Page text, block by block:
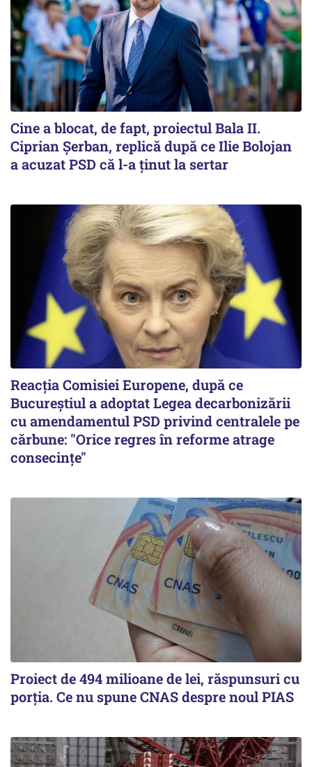
Cine a blocat, de fapt, proiectul Bala II.
Ciprian Șerban, replică după ce Ilie Bolojan
a acuzat PSD că l-a ținut la sertar
Reacția Comisiei Europene, după ce
Bucureștiul a adoptat Legea decarbonizării
cu amendamentul PSD privind centralele pe
cărbune: "Orice regres în reforme atrage
consecințe"
Proiect de 494 milioane de lei, răspunsuri cu
porția. Ce nu spune CNAS despre noul PIAS